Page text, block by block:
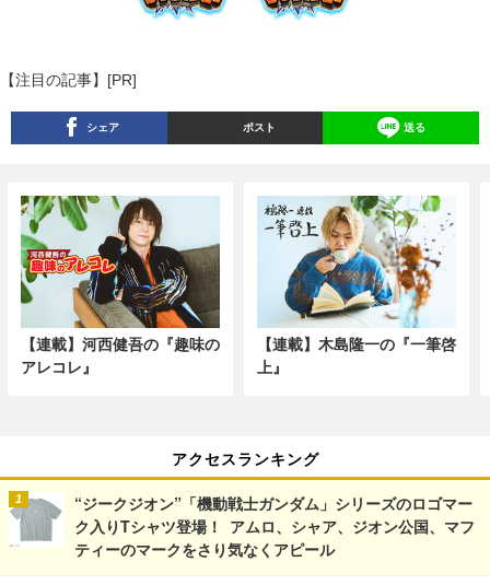
【注目の記事】[PR]
シェア ポスト 送る
【連載】河西健吾の『趣味の
アレコレ』
【連載】木島隆一の『一筆啓
上』
アクセスランキング
“ジークジオン”「機動戦士ガンダム」シリーズのロゴマー
ク入りTシャツ登場！ アムロ、シャア、ジオン公国、マフ
ティーのマークをさり気なくアピール